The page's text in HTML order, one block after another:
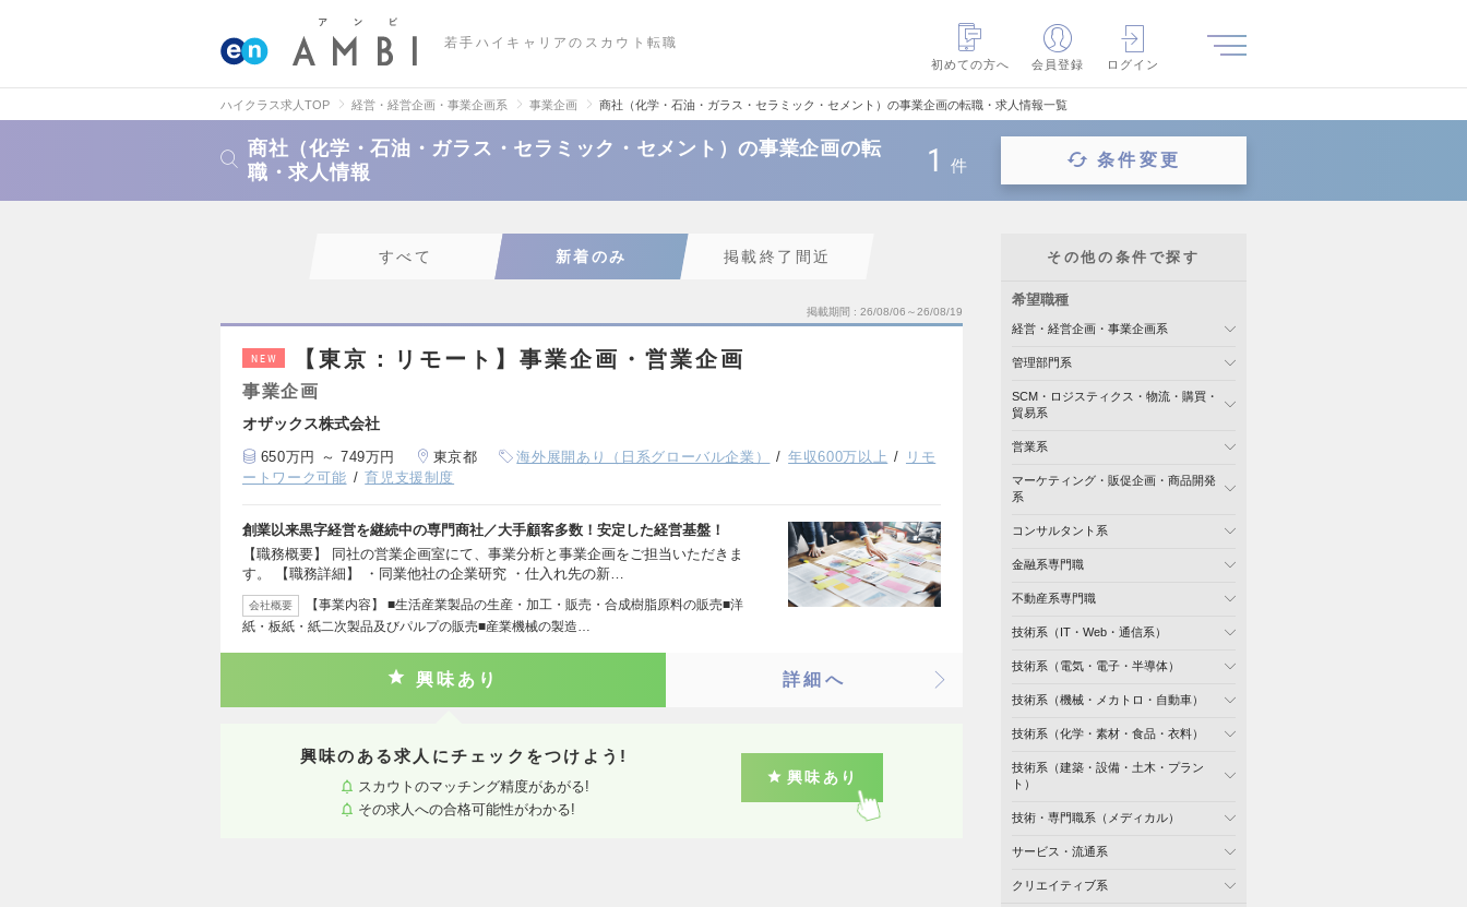
若手ハイキャリアのスカウト転職
初めての方へ
会員登録 ログイン
ハイクラス求人TOP 経営・経営企画・事業企画系 事業企画 商社（化学・石油・ガラス・セラミック・セメント）の事業企画の転職・求人情報一覧
商社（化学・石油・ガラス・セラミック・セメント）の事業企画の転
職・求人情報
1 件 条件変更
すべて 新着のみ 掲載終了間近
掲載期間 26/08/06～26/08/19
NEW 【東京：リモート】事業企画・営業企画
事業企画
オザックス株式会社
650万円 ～ 749万円 東京都 海外展開あり（日系グローバル企業） 年収600万以上
リモ
ートワーク可能
育児支援制度
創業以来黒字経営を継続中の専門商社／大手顧客多数！安定した経営基盤！
【職務概要】 同社の営業企画室にて、事業分析と事業企画をご担当いただきま
す。 【職務詳細】 ・同業他社の企業研究 ・仕入れ先の新…
会社概要
【事業内容】 ■生活産業製品の生産・加工・販売・合成樹脂原料の販売■洋
紙・板紙・紙二次製品及びパルプの販売■産業機械の製造…
興味あり 詳細へ
興味のある求人にチェックをつけよう!
スカウトのマッチング精度があがる!
その求人への合格可能性がわかる!
興味あり
その他の条件で探す
希望職種
経営・経営企画・事業企画系
管理部門系
SCM・ロジスティクス・物流・購買・
貿易系
営業系
マーケティング・販促企画・商品開発
系
コンサルタント系
金融系専門職
不動産系専門職
技術系（IT・Web・通信系）
技術系（電気・電子・半導体）
技術系（機械・メカトロ・自動車）
技術系（化学・素材・食品・衣料）
技術系（建築・設備・土木・プラン
ト）
技術・専門職系（メディカル）
サービス・流通系
クリエイティブ系